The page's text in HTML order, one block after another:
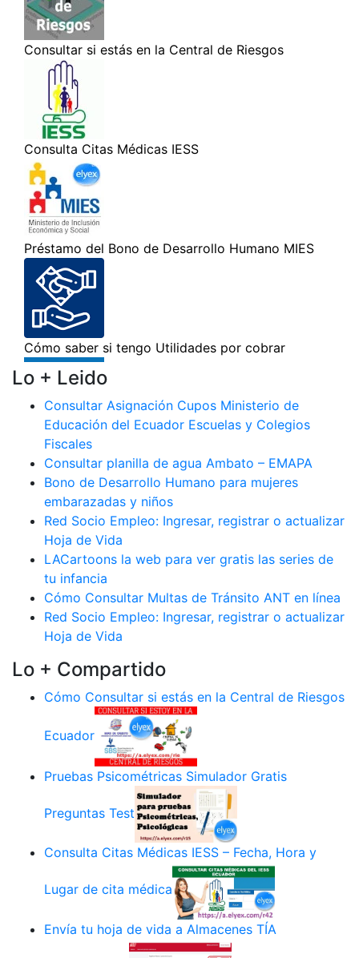
Lo + Leido
Consultar Asignación Cupos Ministerio de
Educación del Ecuador Escuelas y Colegios
Fiscales
Consultar planilla de agua Ambato – EMAPA
Bono de Desarrollo Humano para mujeres
embarazadas y niños
Red Socio Empleo: Ingresar, registrar o actualizar
Hoja de Vida
LACartoons la web para ver gratis las series de
tu infancia
Cómo Consultar Multas de Tránsito ANT en línea
Red Socio Empleo: Ingresar, registrar o actualizar
Hoja de Vida
Lo + Compartido
Cómo Consultar si estás en la Central de Riesgos
Ecuador
Pruebas Psicométricas Simulador Gratis
Preguntas Test
Consulta Citas Médicas IESS – Fecha, Hora y
Lugar de cita médica
Envía tu hoja de vida a Almacenes TÍA